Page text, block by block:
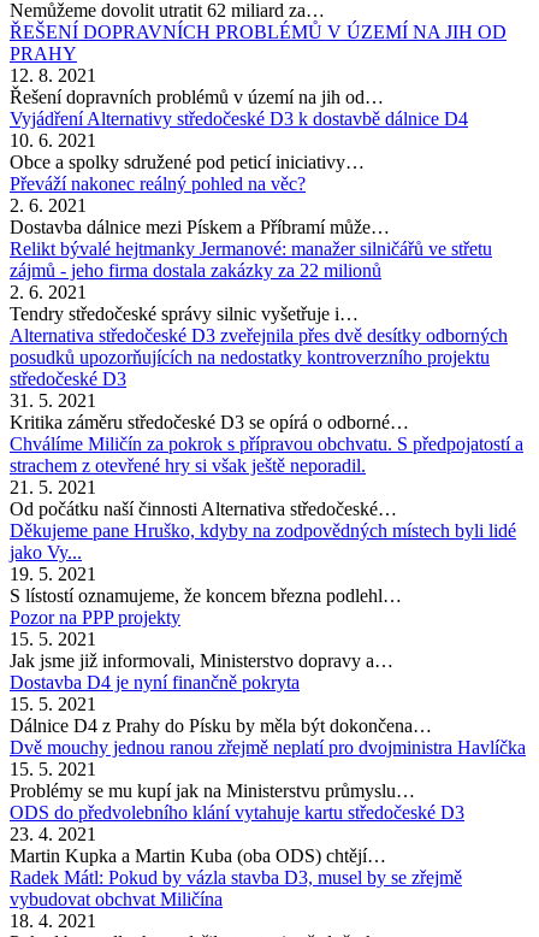
Nemůžeme dovolit utratit 62 miliard za…
ŘEŠENÍ DOPRAVNÍCH PROBLÉMŮ V ÚZEMÍ NA JIH OD
PRAHY
12. 8. 2021
Řešení dopravních problémů v území na jih od…
Vyjádření Alternativy středočeské D3 k dostavbě dálnice D4
10. 6. 2021
Obce a spolky sdružené pod peticí iniciativy…
Převáží nakonec reálný pohled na věc?
2. 6. 2021
Dostavba dálnice mezi Pískem a Příbramí může…
Relikt bývalé hejtmanky Jermanové: manažer silničářů ve střetu
zájmů - jeho firma dostala zakázky za 22 milionů
2. 6. 2021
Tendry středočeské správy silnic vyšetřuje i…
Alternativa středočeské D3 zveřejnila přes dvě desítky odborných
posudků upozorňujících na nedostatky kontroverzního projektu
středočeské D3
31. 5. 2021
Kritika záměru středočeské D3 se opírá o odborné…
Chválíme Miličín za pokrok s přípravou obchvatu. S předpojatostí a
strachem z otevřené hry si však ještě neporadil.
21. 5. 2021
Od počátku naší činnosti Alternativa středočeské…
Děkujeme pane Hruško, kdyby na zodpovědných místech byli lidé
jako Vy...
19. 5. 2021
S lístostí oznamujeme, že koncem března podlehl…
Pozor na PPP projekty
15. 5. 2021
Jak jsme již informovali, Ministerstvo dopravy a…
Dostavba D4 je nyní finančně pokryta
15. 5. 2021
Dálnice D4 z Prahy do Písku by měla být dokončena…
Dvě mouchy jednou ranou zřejmě neplatí pro dvojministra Havlíčka
15. 5. 2021
Problémy se mu kupí jak na Ministerstvu průmyslu…
ODS do předvolebního klání vytahuje kartu středočeské D3
23. 4. 2021
Martin Kupka a Martin Kuba (oba ODS) chtějí…
Radek Mátl: Pokud by vázla stavba D3, musel by se zřejmě
vybudovat obchvat Miličína
18. 4. 2021